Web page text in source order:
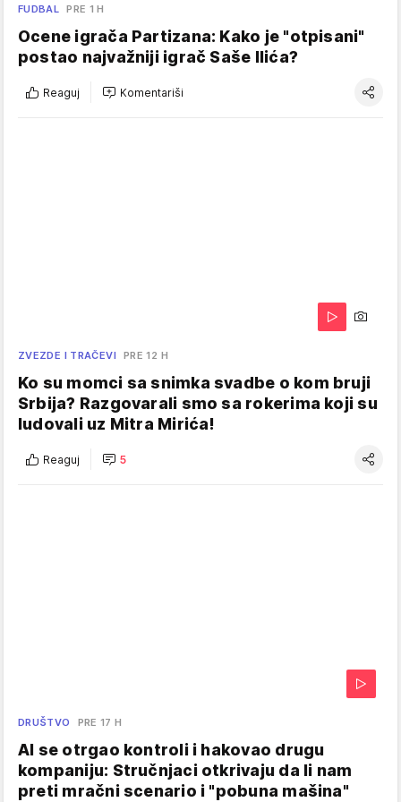
FUDBAL PRE 1 H
Ocene igrača Partizana: Kako je "otpisani"
postao najvažniji igrač Saše Ilića?
Reaguj Komentariši
ZVEZDE I TRAČEVI PRE 12 H
Ko su momci sa snimka svadbe o kom bruji
Srbija? Razgovarali smo sa rokerima koji su
ludovali uz Mitra Mirića!
Reaguj 5
DRUŠTVO PRE 17 H
AI se otrgao kontroli i hakovao drugu
kompaniju: Stručnjaci otkrivaju da li nam
preti mračni scenario i "pobuna mašina"